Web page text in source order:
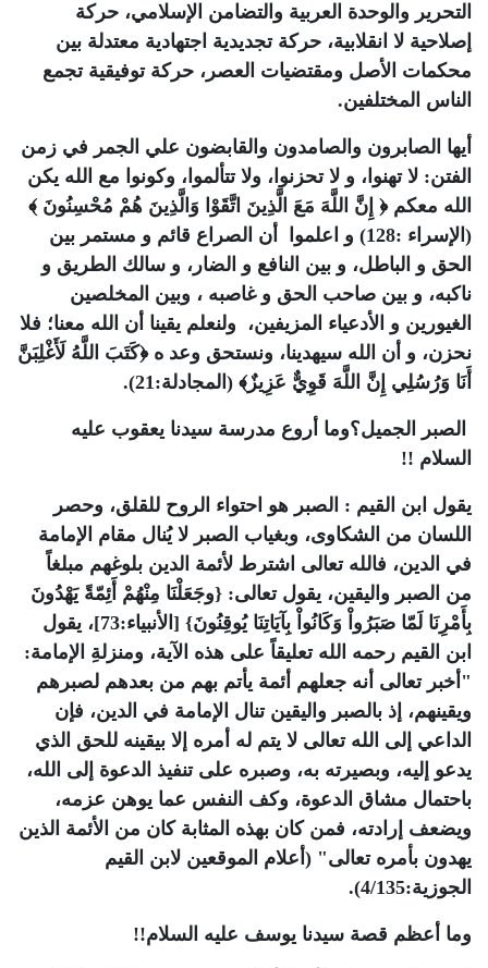
التحرير والوحدة العربية والتضامن الإسلامي، حركة
إصلاحية لا انقلابية، حركة تجديدية اجتهادية معتدلة بين
محكمات الأصل ومقتضيات العصر، حركة توفيقية تجمع
الناس المختلفين.
أيها الصابرون والصامدون والقابضون علي الجمر في زمن
الفتن: لا تهنوا، و لا تحزنوا، ولا تتألموا، وكونوا مع الله يكن
الله معكم ﴿ إِنَّ اللَّهَ مَعَ الَّذِينَ اتَّقَوْا وَالَّذِينَ هُمْ مُحْسِنُونَ ﴾
(الإسراء :128) و اعلموا أن الصراع قائم و مستمر بين
الحق و الباطل، و بين النافع و الضار، و سالك الطريق و
ناكبه، و بين صاحب الحق و غاصبه ، وبين المخلصين
الغيورين و اﻷدعياء المزيفين، ولنعلم يقينا أن الله معنا؛ فلا
نحزن، و أن الله سيهدينا، ونستحق وعد ه ﴿كَتَبَ اللَّهُ لَأَغْلِبَنَّ
أَنَا وَرُسُلِي إِنَّ اللَّهَ قَوِيٌّ عَزِيزٌ﴾ (المجادلة:21).
الصبر الجميل؟وما أروع مدرسة سيدنا يعقوب عليه
السلام !!
يقول ابن القيم : الصبر هو احتواء الروح للقلق، وحصر
اللسان من الشكاوى، وبغياب الصبر لا يُنال مقام الإمامة
في الدين، فالله تعالى اشترط لأئمة الدين بلوغهم مبلغاً
من الصبر واليقين، يقول تعالى: {وجَعَلْنَا مِنْهُمْ أَئِمّةً يَهْدُونَ
بِأَمْرِنَا لَمّا صَبَرُواْ وَكَانُواْ بِآيَاتِنَا يُوقِنُونَ} [الأنبياء:73]، يقول
ابن القيم رحمه الله تعليقاً على هذه الآية، ومنزلةِ الإمامة:
"أخبر تعالى أنه جعلهم أئمة يأتم بهم من بعدهم لصبرهم
ويقينهم، إذ بالصبر واليقين تنال الإمامة في الدين، فإن
الداعي إلى الله تعالى لا يتم له أمره إلا بيقينه للحق الذي
يدعو إليه، وبصيرته به، وصبره على تنفيذ الدعوة إلى الله،
باحتمال مشاق الدعوة، وكف النفس عما يوهن عزمه،
ويضعف إرادته، فمن كان بهذه المثابة كان من الأئمة الذين
يهدون بأمره تعالى" (أعلام الموقعين لابن القيم
الجوزية:4/135).
وما أعظم قصة سيدنا يوسف عليه السلام!!